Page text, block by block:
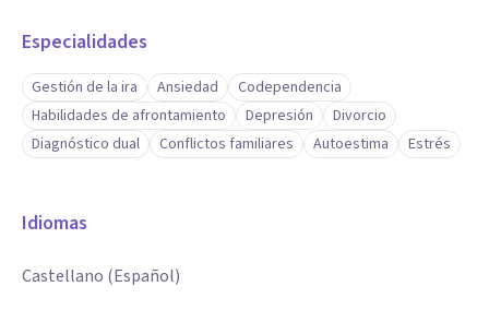
Especialidades
Gestión de la ira Ansiedad
Codependencia
Habilidades de afrontamiento
Depresión
Divorcio
Diagnóstico dual
Conflictos familiares Autoestima Estrés
Idiomas
Castellano (Español)